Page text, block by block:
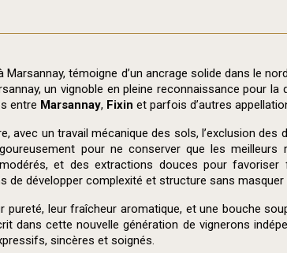
Marsannay, témoigne d’un ancrage solide dans le
un vignoble en pleine reconnaissance pour
entre Marsannay, Fixin et parfois d’autres
avec un travail mécanique des sols, l’exclusion
pour ne conserver que les
et des extractions douces pour
de développer complexité et structure sans
pureté, leur fraîcheur aromatique, et une bouche
dans cette nouvelle génération de vignerons
sincères et soignés.